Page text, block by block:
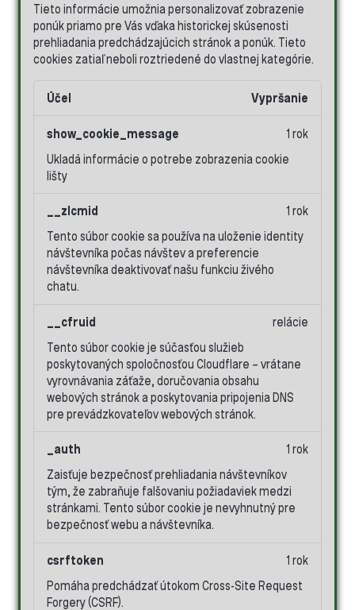
Tieto informácie umožnia personalizovať zobrazenie
ponúk priamo pre Vás vďaka historickej skúsenosti
prehliadania predchádzajúcich stránok a ponúk. Tieto
cookies zatiaľ neboli roztriedené do vlastnej kategórie.
Účel Vypršanie
show_cookie_message
Ukladá informácie o potrebe zobrazenia cookie
lišty
1 rok
__zlcmid
Tento súbor cookie sa používa na uloženie identity
návštevníka počas návštev a preferencie
návštevníka deaktivovať našu funkciu živého
chatu.
1 rok
__cfruid
Tento súbor cookie je súčasťou služieb
poskytovaných spoločnosťou Cloudflare – vrátane
vyrovnávania záťaže, doručovania obsahu
webových stránok a poskytovania pripojenia DNS
pre prevádzkovateľov webových stránok.
relácie
_auth
Zaisťuje bezpečnosť prehliadania návštevníkov
tým, že zabraňuje falšovaniu požiadaviek medzi
stránkami. Tento súbor cookie je nevyhnutný pre
bezpečnosť webu a návštevníka.
1 rok
csrftoken
Pomáha predchádzať útokom Cross-Site Request
Forgery (CSRF).
1 rok